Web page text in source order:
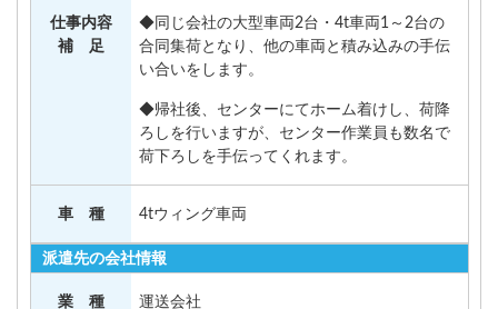
仕事内容
補 足
◆同じ会社の大型車両2台・4t車両1～2台の
合同集荷となり、他の車両と積み込みの手伝
い合いをします。
◆帰社後、センターにてホーム着けし、荷降
ろしを行いますが、センター作業員も数名で
荷下ろしを手伝ってくれます。
車 種 4tウィング車両
派遣先の会社情報
業 種 運送会社